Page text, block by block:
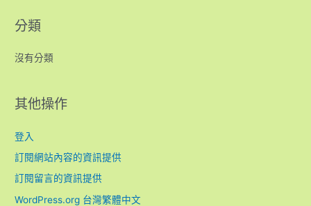
分類
沒有分類
其他操作
登入
訂閱網站內容的資訊提供
訂閱留言的資訊提供
WordPress.org 台灣繁體中文